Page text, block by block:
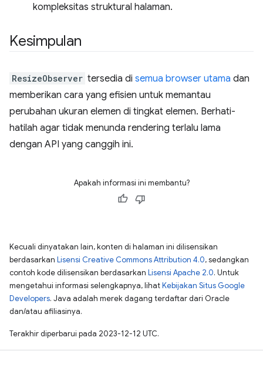
kompleksitas struktural halaman.
Kesimpulan
ResizeObserver tersedia di semua browser utama dan
memberikan cara yang efisien untuk memantau
perubahan ukuran elemen di tingkat elemen. Berhati-
hatilah agar tidak menunda rendering terlalu lama
dengan API yang canggih ini.
Apakah informasi ini membantu?
Kecuali dinyatakan lain, konten di halaman ini dilisensikan
berdasarkan Lisensi Creative Commons Attribution 4.0, sedangkan
contoh kode dilisensikan berdasarkan Lisensi Apache 2.0. Untuk
mengetahui informasi selengkapnya, lihatKebijakan Situs Google
Developers. Java adalah merek dagang terdaftar dari Oracle
dan/atau afiliasinya.
Terakhir diperbarui pada 2023-12-12 UTC.